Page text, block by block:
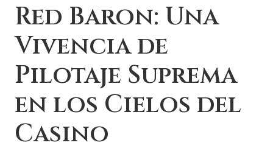
Red Baron: Una
Vivencia de
Pilotaje Suprema
en los Cielos del
Casino